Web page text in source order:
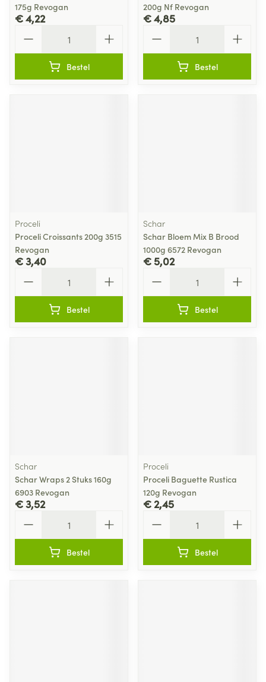
175g Revogan
€ 4,22
Bestel
200g Nf Revogan
€ 4,85
Bestel
Proceli
Proceli Croissants 200g 3515
Revogan
€ 3,40
Bestel
Schar
Schar Bloem Mix B Brood
1000g 6572 Revogan
€ 5,02
Bestel
Schar
Schar Wraps 2 Stuks 160g
6903 Revogan
€ 3,52
Bestel
Proceli
Proceli Baguette Rustica
120g Revogan
€ 2,45
Bestel